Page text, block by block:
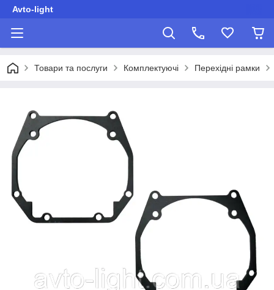
Avto-light
Товари та послуги Комплектуючі Перехідні рамки